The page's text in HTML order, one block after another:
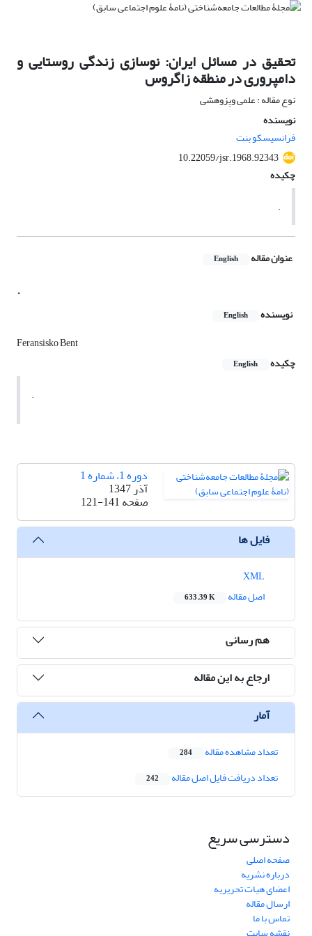
تحقیق در مسائل ایران: نوسازی زندگی روستایی و
دامپروری در منطقه زاگروس
نوع مقاله : علمی وپزوهشی
نویسنده
فرانسیسکو بنت
10.22059/jsr.1968.92343
چکیده
.
عنوان مقاله English
.
نویسنده English
Feransisko Bent
چکیده
English
.
دوره 1، شماره 1
آذر 1347
صفحه121-141
فایل ها
اصل مقاله
633.39 K
هم رسانی
ارجاع به این مقاله
آمار
تعداد مشاهده مقاله 284
تعداد دریافت فایل اصل مقاله 242
دسترسی سریع
صفحه اصلی
درباره نشریه
اعضای هیات تحریریه
ارسال مقاله
تماس با ما